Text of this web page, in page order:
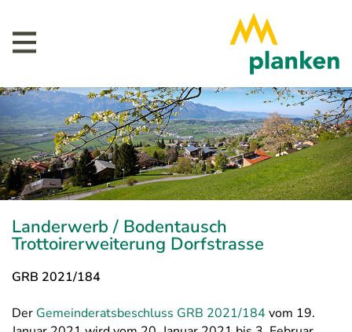
Landerwerb / Bodentausch
Trottoirerweiterung Dorfstrasse
GRB 2021/184
Der Gemeinderats­beschluss GRB 2021/184 vom 19.